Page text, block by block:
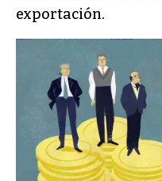
exportación.